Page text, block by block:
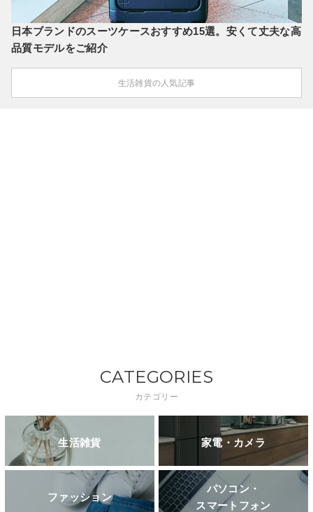
日本ブランドのスーツケースおすすめ15選。安くて丈夫な高
品質モデルをご紹介
生活雑貨の人気記事
CATEGORIES
カテゴリー
生活雑貨 家電・カメラ
ファッション
パソコン・
スマートフォン